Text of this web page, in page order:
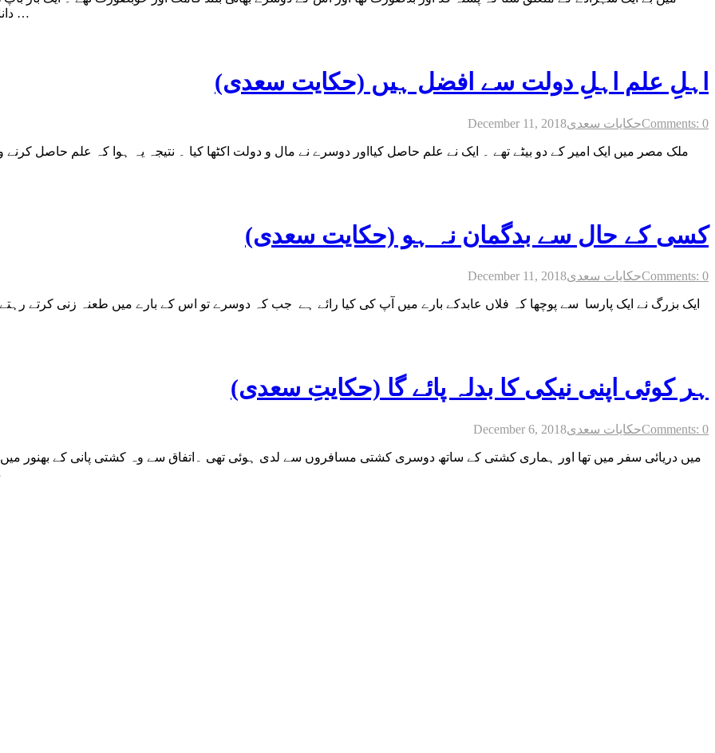
دانائی اور بصیرت سے ساری بات سمجھ گیا اور کہنے لگا : اے باپ پستہ …
اہلِ علم اہلِ دولت سے افضل ہیں (حکایت سعدی)
December 11, 2018حکایات سعدیComments: 0
ملک مصر میں ایک امیر کے دو بیٹے تھے ۔ ایک نے علم حاصل کیااور دوسرے نے مال و دولت اکٹھا کیا ۔ نتیجہ یہ ہوا کہ علم حاصل کرنے
کسی کے حال سے بدگمان نہ ہو (حکایت سعدی)
December 11, 2018حکایات سعدیComments: 0
ایک بزرگ نے ایک پارسا سے پوچھا کہ فلاں عابدکے بارے میں آپ کی کیا رائے ہے جب کہ دوسرے تو اس کے بارے میں طعنہ زنی کرتے
ہر کوئی اپنی نیکی کا بدلہ پائے گا (حکایتِ سعدی)
December 6, 2018حکایات سعدیComments: 0
میں دریائی سفر میں تھا اور ہماری کشتی کے ساتھ دوسری کشتی مسافروں سے لدی ہوئی تھی ۔اتفاق سے وہ کشتی پانی کے بھنور
سے